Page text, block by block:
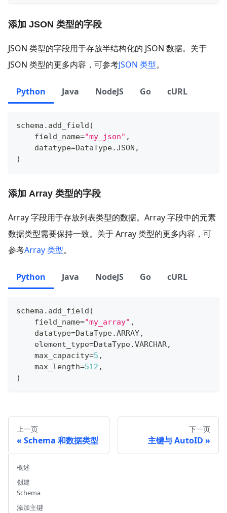
添加 JSON 类型的字段
JSON 类型的字段用于存放半结构化的 JSON 数据。关于
JSON 类型的更多内容，可参考JSON 类型。
Python Java NodeJS Go cURL
schema . add_field (
    field_name
="my_json" ,
    datatype
=DataType.JSON ,
)
添加 Array 类型的字段
Array 字段用于存放列表类型的数据。Array 字段中的元素
数据类型需要保持一致。关于 Array 类型的更多内容，可
参考Array 类型。
Python Java NodeJS Go cURL
schema . add_field (
    field_name
="my_array" ,
    datatype
=DataType.ARRAY,
    element_type
=DataType.VARCHAR,
    max_capacity
=5 ,
    max_length
=512 ,
)
上一页
Schema 和数据类型
下一页
主键与 AutoID
概述
创建
Schema
添加主键